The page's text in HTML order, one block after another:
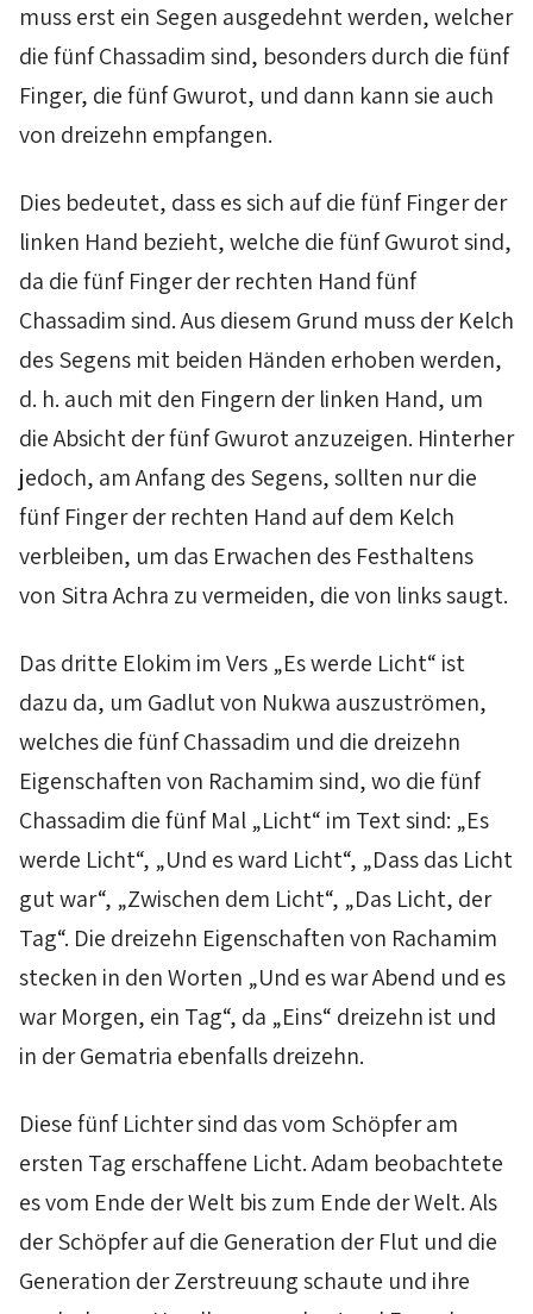
muss erst ein Segen ausgedehnt werden, welcher
die fünfChassadimsind, besonders durch die fünf
Finger, die fünfGwurot, und dann kann sie auch
von dreizehn empfangen.
Dies bedeutet, dass es sich auf die fünf Finger der
linken Hand bezieht, welche die fünfGwurotsind,
da die fünf Finger der rechten Hand fünf
Chassadimsind. Aus diesem Grund muss der Kelch
des Segens mit beiden Händen erhoben werden,
d. h. auch mit den Fingern der linken Hand, um
die Absicht der fünfGwurotanzuzeigen. Hinterher
jedoch, am Anfang des Segens, sollten nur die
fünf Finger der rechten Hand auf dem Kelch
verbleiben, um das Erwachen des Festhaltens
von SitraAchra zu vermeiden, die von links saugt.
Das dritte Elokim im Vers „Es werde Licht“ ist
dazu da, um Gadlutvon Nukwa auszuströmen,
welches die fünfChassadim und die dreizehn
Eigenschaften von Rachamimsind, wo die fünf
Chassadim die fünf Mal „Licht“ im Text sind: „Es
werde Licht“, „Und es ward Licht“, „Dass das Licht
gut war“, „Zwischen dem Licht“, „Das Licht, der
Tag“. Die dreizehn Eigenschaften von Rachamim
stecken in den Worten „Und es war Abend und es
war Morgen, ein Tag“, da „Eins“ dreizehn ist und
in der Gematria ebenfalls dreizehn.
Diese fünf Lichter sind das vom Schöpfer am
ersten Tag erschaffene Licht. Adam beobachtete
es vom Ende der Welt bis zum Ende der Welt. Als
der Schöpfer auf die Generation der Flut und die
Generation der Zerstreuung schaute und ihre